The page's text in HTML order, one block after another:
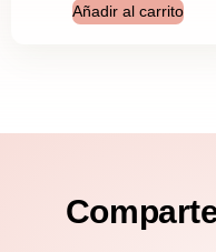
Añadir al carrito